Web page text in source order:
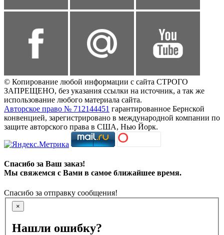
© Копирование любой информации с сайта СТРОГО
ЗАПРЕЩЕНО, без указания ссылки на источник, а так же
использование любого материала сайта.
Авторское право № 712144451 гарантированное Бернской
конвенцией, зарегистрировано в международной компании по
защите авторского права в США, Нью Йорк.
Спасибо за Ваш заказ!
Мы свяжемся с Вами в самое ближайшее время.
Спасибо за отправку сообщения!
×
Нашли ошибку?